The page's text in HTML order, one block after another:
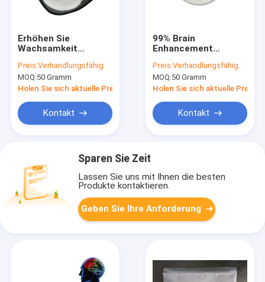
Erhöhen Sie
Wachsamkeit
pulverisieren 99%
68497-62-1
Pramistar
Preis:Verhandlungsfähig
MOQ:50 Gramm
Holen Sie sich aktuelle Preis
Kontakt
99% Brain
Enhancement
Nootropic Powder
Aniracetam CAS
72432-10-1
Preis:Verhandlungsfähig
MOQ:50 Gramm
Holen Sie sich aktuelle Preis
Kontakt
Sparen Sie Zeit
Lassen Sie uns mit Ihnen die besten
Produkte kontaktieren.
Geben Sie Ihre Anforderung